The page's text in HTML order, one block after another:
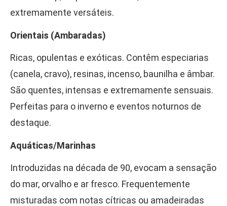
extremamente versáteis.
Orientais (Ambaradas)
Ricas, opulentas e exóticas. Contêm especiarias
(canela, cravo), resinas, incenso, baunilha e âmbar.
São quentes, intensas e extremamente sensuais.
Perfeitas para o inverno e eventos noturnos de
destaque.
Aquáticas/Marinhas
Introduzidas na década de 90, evocam a sensação
do mar, orvalho e ar fresco. Frequentemente
misturadas com notas cítricas ou amadeiradas